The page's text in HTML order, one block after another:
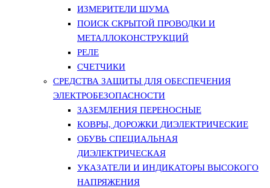
ИЗМЕРИТЕЛИ ШУМА
ПОИСК СКРЫТОЙ ПРОВОДКИ И
МЕТАЛЛОКОНСТРУКЦИЙ
РЕЛЕ
СЧЕТЧИКИ
СРЕДСТВА ЗАЩИТЫ ДЛЯ ОБЕСПЕЧЕНИЯ
ЭЛЕКТРОБЕЗОПАСНОСТИ
ЗАЗЕМЛЕНИЯ ПЕРЕНОСНЫЕ
КОВРЫ, ДОРОЖКИ ДИЭЛЕКТРИЧЕСКИЕ
ОБУВЬ СПЕЦИАЛЬНАЯ
ДИЭЛЕКТРИЧЕСКАЯ
УКАЗАТЕЛИ И ИНДИКАТОРЫ ВЫСОКОГО
НАПРЯЖЕНИЯ